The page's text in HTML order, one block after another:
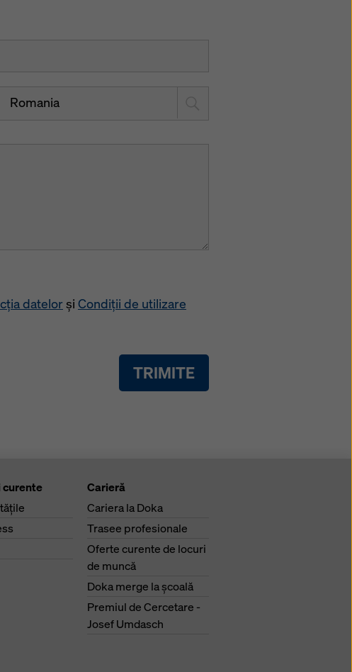
Romania
datelor și Condiții de utilizare
TRIMITE
Carieră
Cariera la Doka
Trasee profesionale
Oferte curente de locuri
de muncă
Doka merge la şcoală
Premiul de Cercetare -
Josef Umdasch